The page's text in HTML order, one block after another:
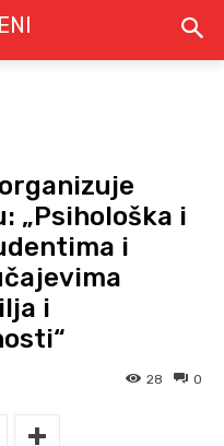
„Psihološka i
i
i
0
28